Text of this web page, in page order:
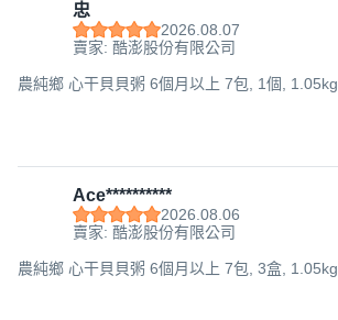
忠
2026.08.07
賣家: 酷澎股份有限公司
農純鄉 心干貝貝粥 6個月以上 7包, 1個, 1.05kg
Ace**********
2026.08.06
賣家: 酷澎股份有限公司
農純鄉 心干貝貝粥 6個月以上 7包, 3盒, 1.05kg